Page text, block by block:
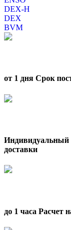
DEX-H
DEX
BVM
от 1 дня Срок
Индивидуальный
доставки
до 1 часа Расчет